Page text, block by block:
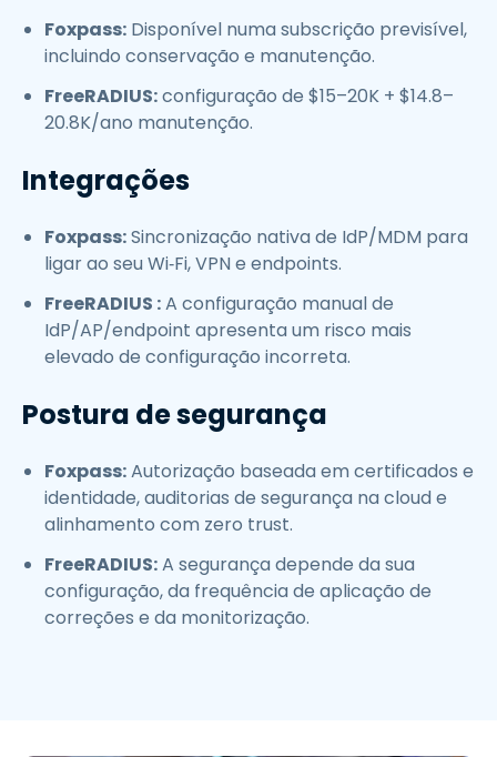
Foxpass: Disponível numa subscrição previsível,
incluindo conservação e manutenção.
FreeRADIUS:configuração de $15–20K + $14.8–
20.8K/ano manutenção.
Integrações
Foxpass:Sincronização nativa de IdP/MDM para
ligar ao seu Wi‑Fi, VPN e endpoints.
FreeRADIUS :A configuração manual de
IdP/AP/endpoint apresenta um risco mais
elevado de configuração incorreta.
Postura de segurança
Foxpass:Autorização baseada em certificados e
identidade, auditorias de segurança na cloud e
alinhamento com zero trust.
FreeRADIUS:A segurança depende da sua
configuração, da frequência de aplicação de
correções e da monitorização.